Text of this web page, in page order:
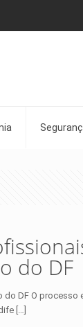
do DF
DF O processo
[…]